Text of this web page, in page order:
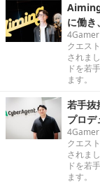
に働き
クエス
されま
ドを若
ます。
若手
プロデ
クエス
されま
ドを若
ます。